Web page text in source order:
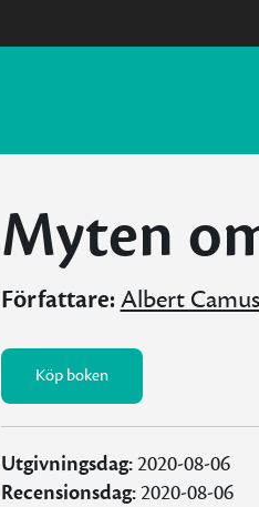
Myten
Författare:Albert Camus
Köp boken
Utgivningsdag:2020-08-06
Recensionsdag:2020-08-06